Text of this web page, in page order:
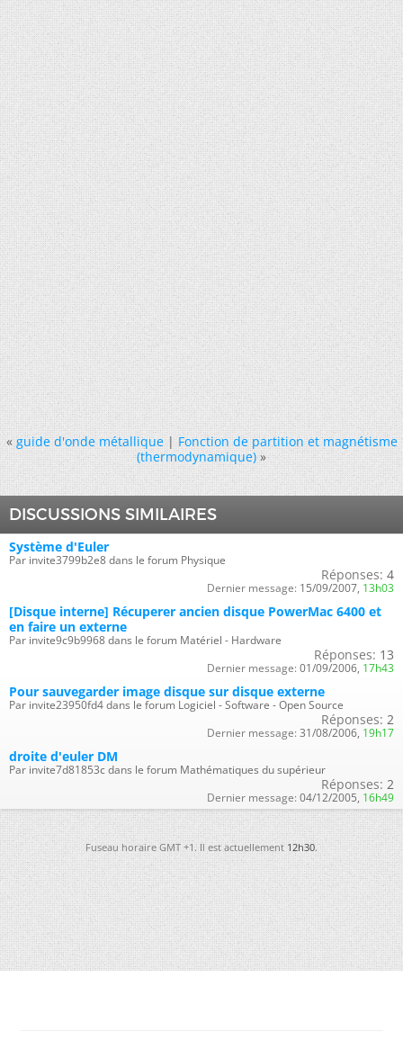
« guide d'onde métallique|Fonction de partition et magnétisme
(thermodynamique) »
DISCUSSIONS SIMILAIRES
Système d'Euler
Par invite3799b2e8 dans le forum Physique
Réponses: 4
Dernier message: 15/09/2007, 13h03
[Disque interne] Récuperer ancien disque PowerMac 6400 et
en faire un externe
Par invite9c9b9968 dans le forum Matériel - Hardware
Réponses: 13
Dernier message: 01/09/2006, 17h43
Pour sauvegarder image disque sur disque externe
Par invite23950fd4 dans le forum Logiciel - Software - Open Source
Réponses: 2
Dernier message: 31/08/2006, 19h17
droite d'euler DM
Par invite7d81853c dans le forum Mathématiques du supérieur
Réponses: 2
Dernier message: 04/12/2005, 16h49
Fuseau horaire GMT +1. Il est actuellement12h30.